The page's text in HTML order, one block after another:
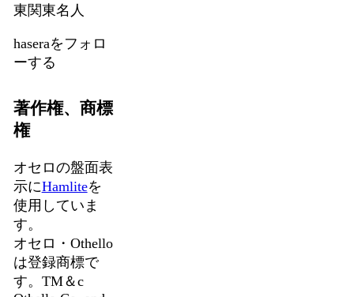
東関東名人
haseraをフォロ
ーする
著作権、商標
権
オセロの盤面表
示にHamliteを
使用していま
す。
オセロ・Othello
は登録商標で
す。TM＆c